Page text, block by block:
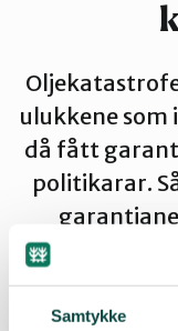
Samtykke
Bremanger
Indre Sogn
ulukkene som
då fått
politikarar.
overfor ein
utgangen av.
av